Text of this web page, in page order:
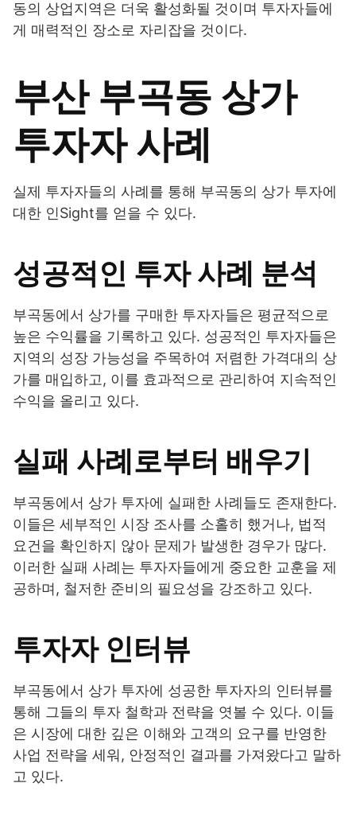
동의 상업지역은 더욱 활성화될 것이며 투자자들에
게 매력적인 장소로 자리잡을 것이다.
부산 부곡동 상가
투자자 사례
실제 투자자들의 사례를 통해 부곡동의 상가 투자에
대한 인Sight를 얻을 수 있다.
성공적인 투자 사례 분석
부곡동에서 상가를 구매한 투자자들은 평균적으로
높은 수익률을 기록하고 있다. 성공적인 투자자들은
지역의 성장 가능성을 주목하여 저렴한 가격대의 상
가를 매입하고, 이를 효과적으로 관리하여 지속적인
수익을 올리고 있다.
실패 사례로부터 배우기
부곡동에서 상가 투자에 실패한 사례들도 존재한다.
이들은 세부적인 시장 조사를 소홀히 했거나, 법적
요건을 확인하지 않아 문제가 발생한 경우가 많다.
이러한 실패 사례는 투자자들에게 중요한 교훈을 제
공하며, 철저한 준비의 필요성을 강조하고 있다.
투자자 인터뷰
부곡동에서 상가 투자에 성공한 투자자의 인터뷰를
통해 그들의 투자 철학과 전략을 엿볼 수 있다. 이들
은 시장에 대한 깊은 이해와 고객의 요구를 반영한
사업 전략을 세워, 안정적인 결과를 가져왔다고 말하
고 있다.